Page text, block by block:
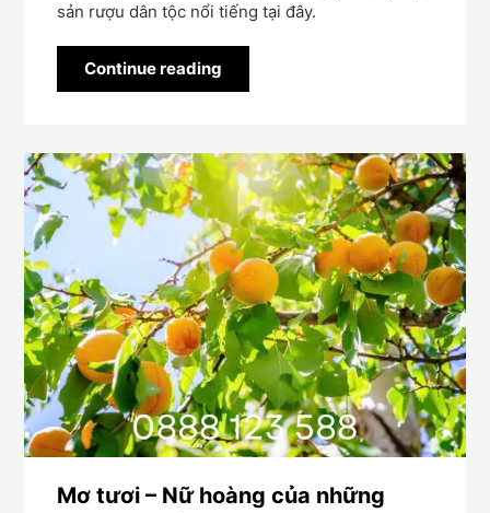
sản rượu dân tộc nổi tiếng tại đây.
Continue reading
Mơ tươi – Nữ hoàng của những